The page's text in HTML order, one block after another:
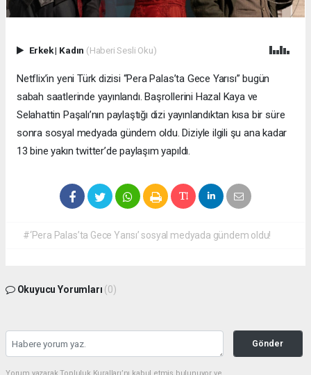
Erkek| Kadın (Haberi Sesli Oku)
Netflix’in yeni Türk dizisi “Pera Palas’ta Gece Yarısı” bugün
sabah saatlerinde yayınlandı. Başrollerini Hazal Kaya ve
Selahattin Paşalı’nın paylaştığı dizi yayınlandıktan kısa bir süre
sonra sosyal medyada gündem oldu. Diziyle ilgili şu ana kadar
13 bine yakın twitter’de paylaşım yapıldı.
#‘Pera Palas’ta Gece Yarısı’ sosyal medyada gündem oldu!
Okuyucu Yorumları (0)
Gönder